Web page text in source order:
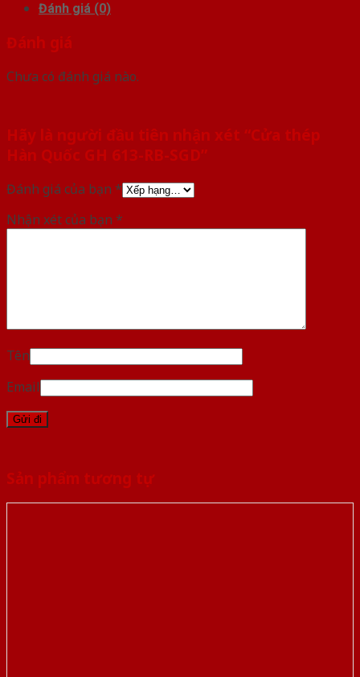
Đánh giá (0)
Đánh giá
Chưa có đánh giá nào.
Hãy là người đầu tiên nhận xét “Cửa thép
Hàn Quốc GH 613-RB-SGD”
Đánh giá của bạn *
Nhận xét của bạn *
Tên
Email
Sản phẩm tương tự